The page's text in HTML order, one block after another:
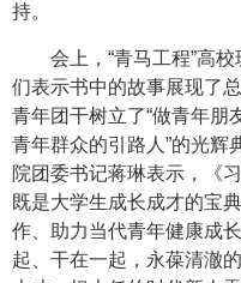
持。
会上，“青马工程”高
们表示书中的故事展现了
青年团干树立了“做青年朋
青年群众的引路人”的光辉
院团委书记蒋琳表示，《
既是大学生成长成才的宝
作、助力当代青年健康成
起、干在一起，永葆清澈